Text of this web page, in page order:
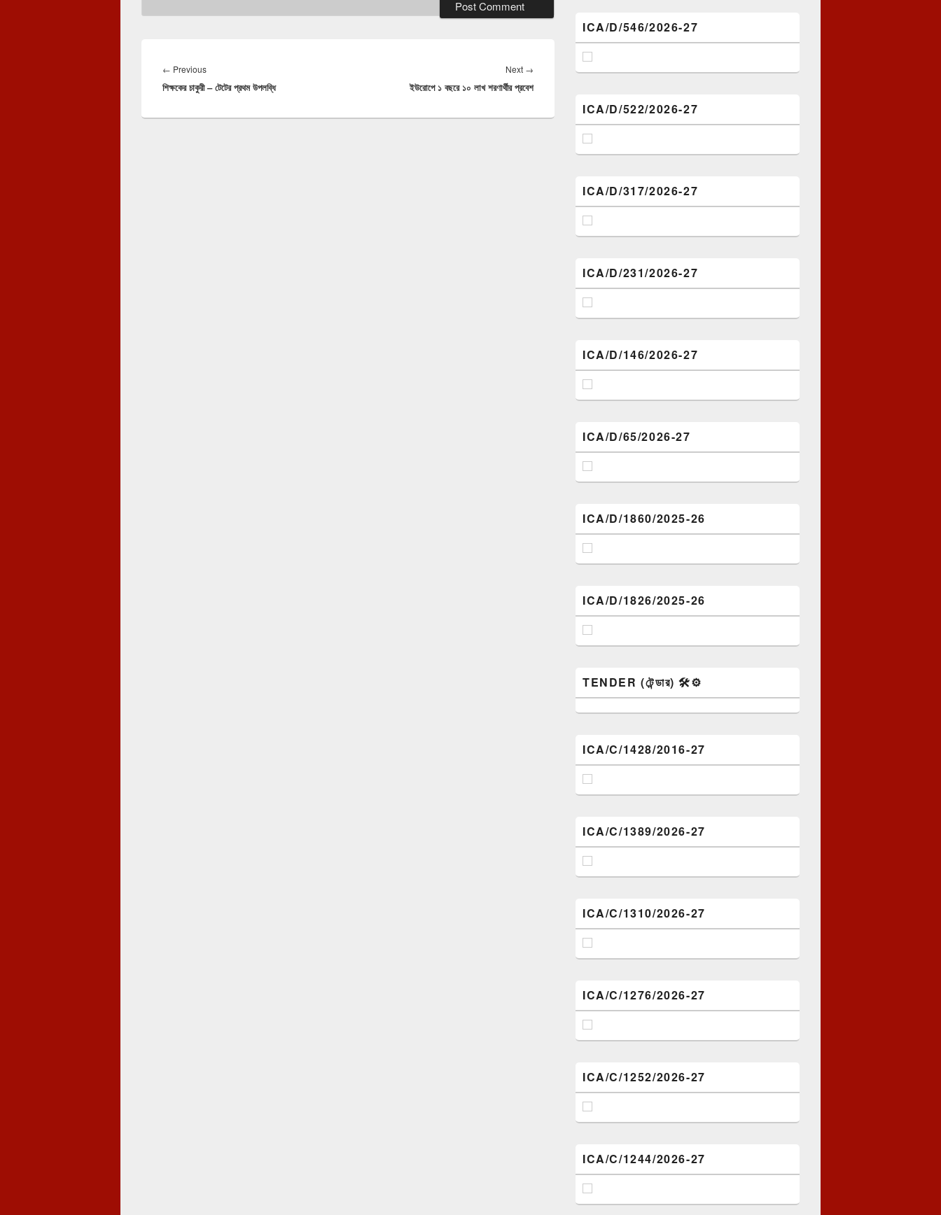
navigation
← PreviousPrevious
post:
শিক্ষকের চাকুরী – টেটের প্রথম উপলব্ধি
Next →
post:
ইউরোপে ১ বছরে ১০ লাখ শরণার্থীর প্রবেশ
ICA/D/546/2026-27
ICA/D/522/2026-27
ICA/D/317/2026-27
ICA/D/231/2026-27
ICA/D/146/2026-27
ICA/D/65/2026-27
ICA/D/1860/2025-26
ICA/D/1826/2025-26
TENDER (টেন্ডার) 🛠️⚙️
ICA/C/1428/2016-27
ICA/C/1389/2026-27
ICA/C/1310/2026-27
ICA/C/1276/2026-27
ICA/C/1252/2026-27
ICA/C/1244/2026-27